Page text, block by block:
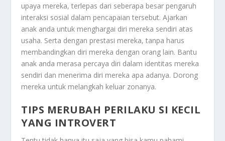
upaya mereka, terlepas dari seberapa besar pengaruh
interaksi sosial dalam pencapaian tersebut. Ajarkan
anak anda untuk menghargai diri mereka sendiri atas
usaha. Serta dengan prestasi mereka, tanpa harus
membandingkan diri mereka dengan orang lain. Bantu
anak anda merasa percaya diri dalam identitas mereka
sendiri dan menerima diri mereka apa adanya. Dorong
mereka untuk melangkah keluar zonanya.
TIPS MERUBAH PERILAKU SI KECIL
YANG INTROVERT